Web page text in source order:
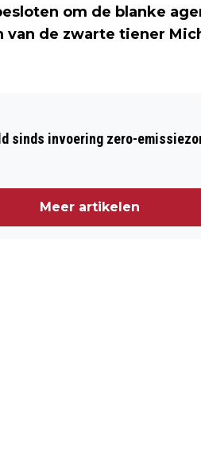
om de blanke
de zwarte tiener
sinds invoering zero-
Meer artikelen